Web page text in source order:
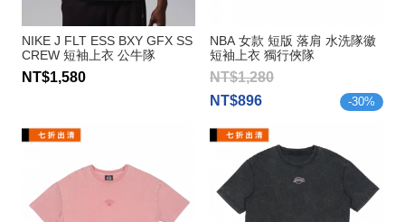
NIKE J FLT ESS BXY GFX SS
CREW 短袖上衣 公牛隊
NT$1,580
NBA 女款 短版 落肩 水洗隊徽
短袖上衣 獨行俠隊
NT$1,280
NT$896
-30%